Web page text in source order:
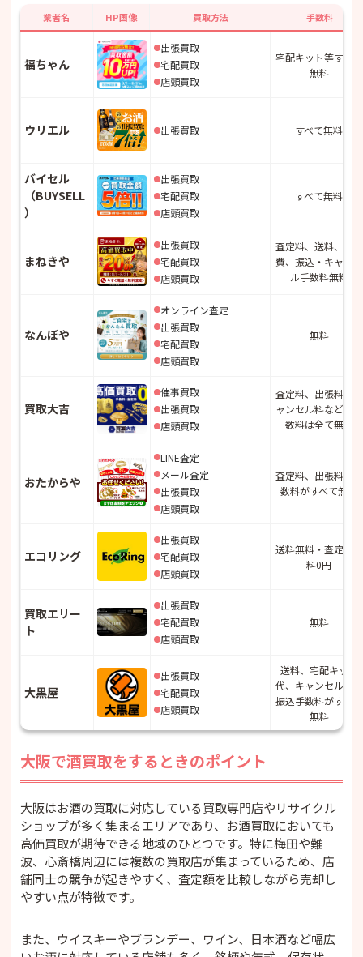
・エコリング
・買取エリート
・大黒屋
業者名 HP画像 買取方法 手数料
福ちゃん
出張買取
宅配買取
店頭買取
宅配キット等すべて
無料
ウリエル 出張買取 すべて無料
バイセル
（BUYSELL
）
出張買取
宅配買取
店頭買取
すべて無料
まねきや
出張買取
宅配買取
店頭買取
査定料、送料、出張
費、振込・キャンセ
ル手数料無料
なんぼや
オンライン査定
出張買取
宅配買取
店頭買取
無料
買取大吉
催事買取
出張買取
店頭買取
査定料、出張料、キ
ャンセル料などの手
数料は全て無料
おたからや
LINE査定
メール査定
出張買取
店頭買取
査定料、出張料、手
数料がすべて無料
エコリング
出張買取
宅配買取
店頭買取
送料無料・査定手数
料0円
買取エリー
ト
出張買取
宅配買取
店頭買取
無料
大黒屋
出張買取
宅配買取
店頭買取
送料、宅配キット
代、キャンセル料、
振込手数料がすべて
無料
大阪で酒買取をするときのポイント
大阪はお酒の買取に対応している買取専門店やリサイクル
ショップが多く集まるエリアであり、お酒買取においても
高価買取が期待できる地域のひとつです。特に梅田や難
波、心斎橋周辺には複数の買取店が集まっているため、店
舗同士の競争が起きやすく、査定額を比較しながら売却し
やすい点が特徴です。
また、ウイスキーやブランデー、ワイン、日本酒など幅広